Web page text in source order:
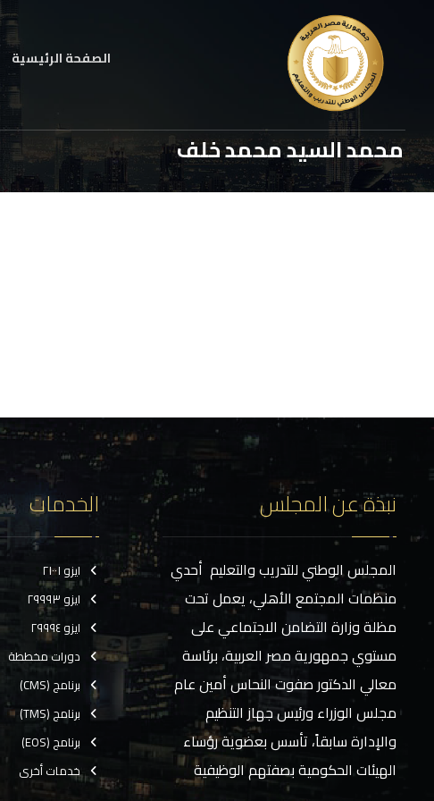
الصفحة الرئيسية
محمد السيد محمد خلف
نبذة عن المجلس
المجلس الوطني للتدريب والتعليم أحدي
منظمات المجتمع الأهلي، يعمل تحت
مظلة وزارة التضامن الاجتماعي على
مستوي جمهورية مصر العربية، برئاسة
معالي الدكتور صفوت النحاس أمين عام
مجلس الوزراء ورئيس جهاز التنظيم
والإدارة سابقاً، تأسس بعضوية رؤساء
الهيئات الحكومية بصفتهم الوظيفية
الخدمات
ايزو ٢١٠٠١
ايزو ٢٩٩٩٣
ايزو ٢٩٩٩٤
دورات مخططة
برنامج (CMS)
برنامج (TMS)
برنامج (EOS)
خدمات أخرى